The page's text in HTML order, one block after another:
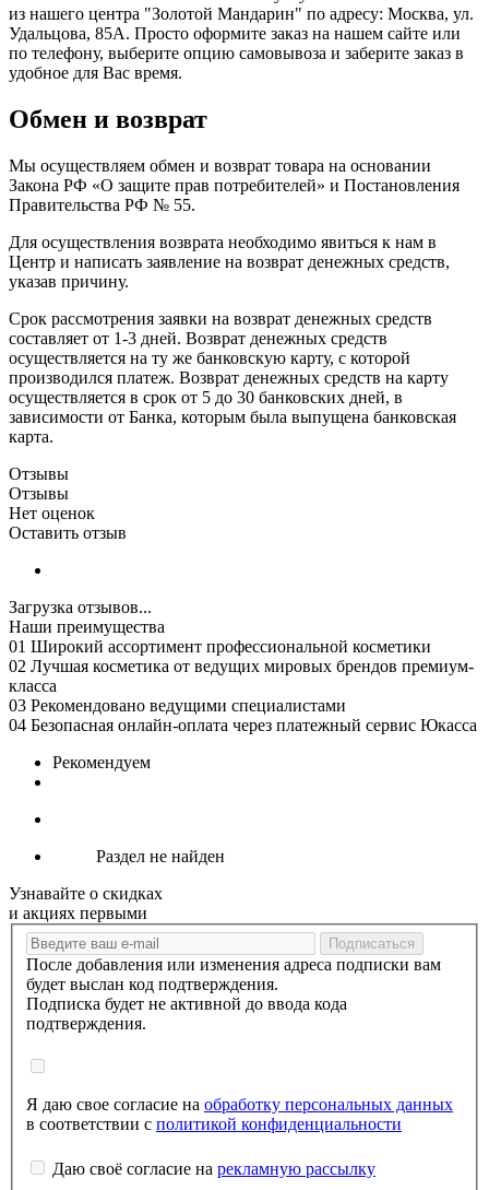
из нашего центра "Золотой Мандарин" по адресу: Москва, ул.
Удальцова, 85А. Просто оформите заказ на нашем сайте или
по телефону, выберите опцию самовывоза и заберите заказ в
удобное для Вас время.
Обмен и возврат
Мы осуществляем обмен и возврат товара на основании
Закона РФ «О защите прав потребителей» и Постановления
Правительства РФ № 55.
Для осуществления возврата необходимо явиться к нам в
Центр и написать заявление на возврат денежных средств,
указав причину.
Срок рассмотрения заявки на возврат денежных средств
составляет от 1-3 дней. Возврат денежных средств
осуществляется на ту же банковскую карту, с которой
производился платеж. Возврат денежных средств на карту
осуществляется в срок от 5 до 30 банковских дней, в
зависимости от Банка, которым была выпущена банковская
карта.
Отзывы
Отзывы
Нет оценок
Оставить отзыв
Загрузка отзывов...
Наши преимущества
01 Широкий ассортимент профессиональной косметики
02 Лучшая косметика от ведущих мировых брендов премиум-
класса
03 Рекомендовано ведущими специалистами
04 Безопасная онлайн-оплата через платежный сервис Юкасса
Рекомендуем
Раздел не найден
Узнавайте о скидках
и акциях первыми
После добавления или изменения адреса подписки вам
будет выслан код подтверждения.
Подписка будет не активной до ввода кода
подтверждения.
Я даю свое согласие на обработку персональных данных
в соответствии с политикой конфиденциальности
Даю своё согласие на рекламную рассылку